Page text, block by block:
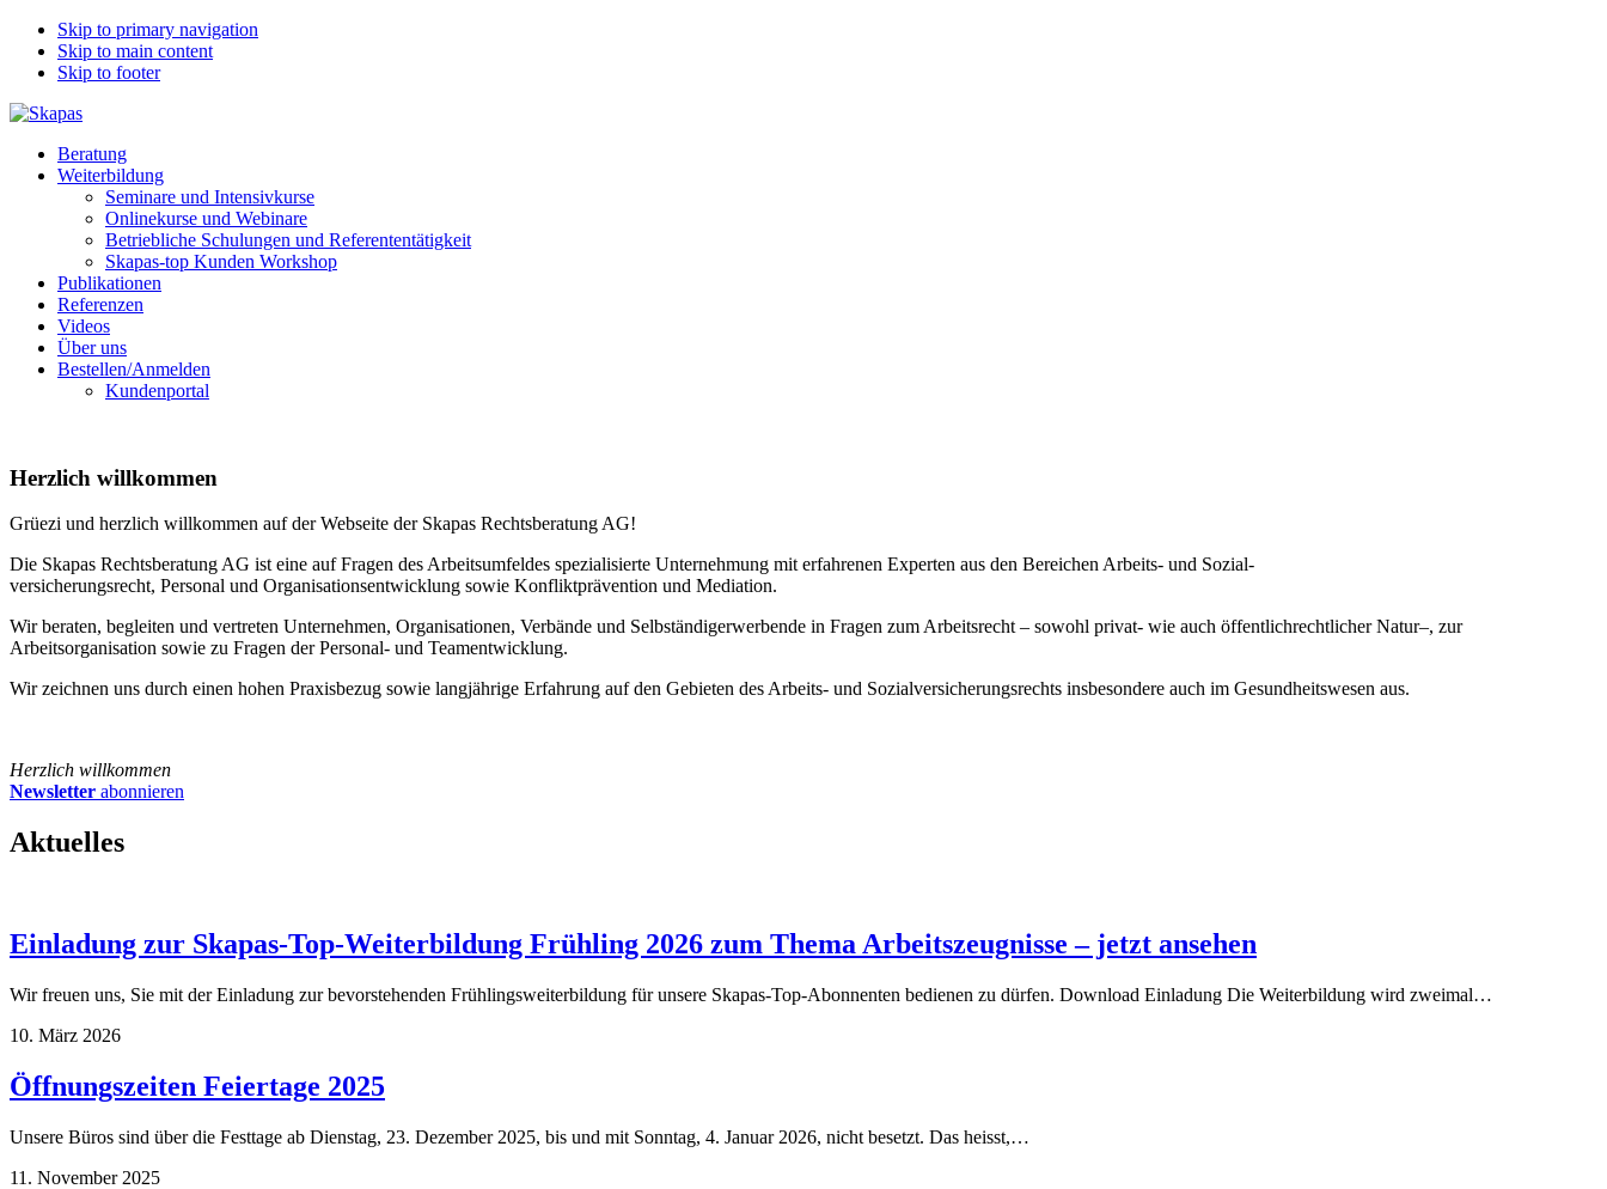
Skip to primary navigation
Skip to main content
Skip to footer
Kompetenzzentrum
Arbeitsrecht
Arbeit
Schweiz
Beratung
Weiterbildung
Seminare und Intensivkurse
Onlinekurse und Webinare
Betriebliche Schulungen und Referententätigkeit
Skapas-top Kunden Workshop
Publikationen
Referenzen
Videos
Über uns
Bestellen/Anmelden
Kundenportal
Herzlich willkommen
Grüezi und herzlich willkommen auf der Webseite der Skapas Rechtsberatung AG!
Die Skapas Rechtsberatung AG ist eine auf Fragen des Arbeitsumfeldes spezialisierte Unternehmung mit erfahrenen Experten aus den Bereichen Arbeits- und Sozial-
versicherungsrecht, Personal und Organisationsentwicklung sowie Konfliktprävention und Mediation.
Wir beraten, begleiten und vertreten Unternehmen, Organisationen, Verbände und Selbständigerwerbende in Fragen zum Arbeitsrecht – sowohl privat- wie auch öffentlichrechtlicher Natur–, zur
Arbeitsorganisation sowie zu Fragen der Personal- und Teamentwicklung.
Wir zeichnen uns durch einen hohen Praxisbezug sowie langjährige Erfahrung auf den Gebieten des Arbeits- und Sozialversicherungsrechts insbesondere auch im Gesundheitswesen aus.
Herzlich willkommen
Newsletter abonnieren
Aktuelles
Einladung zur Skapas-Top-Weiterbildung Frühling 2026 zum Thema Arbeitszeugnisse – jetzt ansehen
Wir freuen uns, Sie mit der Einladung zur bevorstehenden Frühlingsweiterbildung für unsere Skapas-Top-Abonnenten bedienen zu dürfen. Download Einladung Die Weiterbildung wird zweimal…
10. März 2026
Öffnungszeiten Feiertage 2025
Unsere Büros sind über die Festtage ab Dienstag, 23. Dezember 2025, bis und mit Sonntag, 4. Januar 2026, nicht besetzt. Das heisst,…
11. November 2025